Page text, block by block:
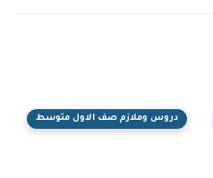
دروس وملازم صف الاول متوسط